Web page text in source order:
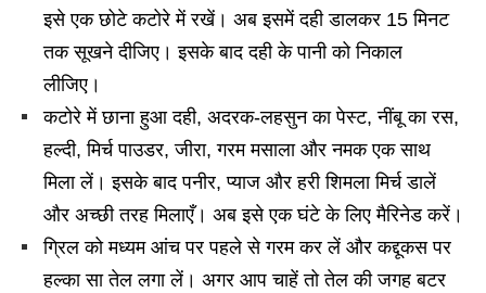
इसे एक छोटे कटोरे में रखें। अब इसमें दही डालकर 15 मिनट
तक सूखने दीजिए। इसके बाद दही के पानी को निकाल
लीजिए।
कटोरे में छाना हुआ दही, अदरक-लहसुन का पेस्ट, नींबू का रस,
हल्दी, मिर्च पाउडर, जीरा, गरम मसाला और नमक एक साथ
मिला लें। इसके बाद पनीर, प्याज और हरी शिमला मिर्च डालें
और अच्छी तरह मिलाएँ। अब इसे एक घंटे के लिए मैरिनेड करें।
ग्रिल को मध्यम आंच पर पहले से गरम कर लें और कद्दूकस पर
हल्का सा तेल लगा लें। अगर आप चाहें तो तेल की जगह बटर